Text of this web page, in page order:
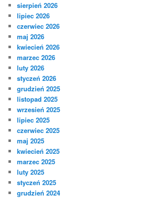
sierpień 2026
lipiec 2026
czerwiec 2026
maj 2026
kwiecień 2026
marzec 2026
luty 2026
styczeń 2026
grudzień 2025
listopad 2025
wrzesień 2025
lipiec 2025
czerwiec 2025
maj 2025
kwiecień 2025
marzec 2025
luty 2025
styczeń 2025
grudzień 2024